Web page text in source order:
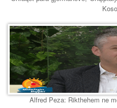
Alfred Peza: Rikthehem ne